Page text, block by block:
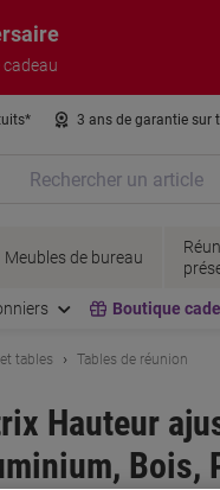
cadeau
3 ans de garantie sur
Meubles de bureau
Boutique
tables Tables de réunion
Hauteur
Bois,